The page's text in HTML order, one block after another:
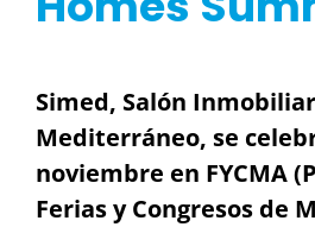
Simed, Salón
Mediterráneo, se
noviembre en FYCMA
Ferias y Congresos de